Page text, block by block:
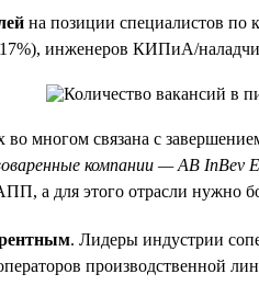
на позиции специалистов по
инженеров КИПиА/
многом связана с
компании — AB InBev
а для этого отрасли нужно
. Лидеры индустрии
производственной